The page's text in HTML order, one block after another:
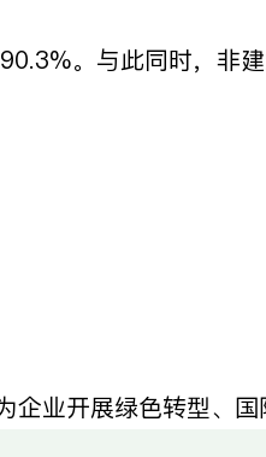
。与此同时，非
业开展绿色转型、国